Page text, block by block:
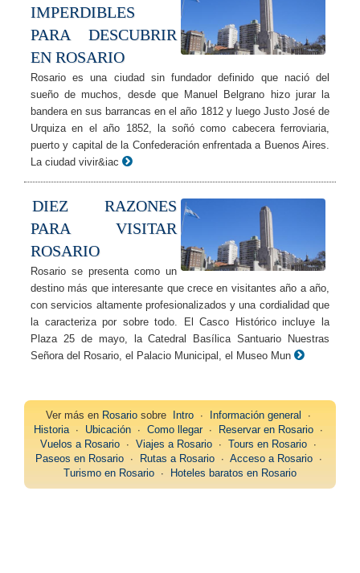
IMPERDIBLES
PARA DESCUBRIR
EN ROSARIO
Rosario es una ciudad sin fundador definido que nació del
sueño de muchos, desde que Manuel Belgrano hizo jurar la
bandera en sus barrancas en el año 1812 y luego Justo José de
Urquiza en el año 1852, la soñó como cabecera ferroviaria,
puerto y capital de la Confederación enfrentada a Buenos Aires.
La ciudad vivir&iac
DIEZ RAZONES
PARA VISITAR
ROSARIO
Rosario se presenta como un
destino más que interesante que crece en visitantes año a año,
con servicios altamente profesionalizados y una cordialidad que
la caracteriza por sobre todo. El Casco Histórico incluye la
Plaza 25 de mayo, la Catedral Basílica Santuario Nuestras
Señora del Rosario, el Palacio Municipal, el Museo Mun
Ver más en Rosario sobre Intro ∙ Información general
∙
Historia∙ Ubicación ∙ Como llegar∙ Reservar en Rosario ∙
Vuelos a Rosario ∙ Viajes a Rosario ∙ Tours en Rosario ∙
Paseos en Rosario∙ Rutas a Rosario∙ Acceso a Rosario∙
Turismo en Rosario ∙ Hoteles baratos en Rosario